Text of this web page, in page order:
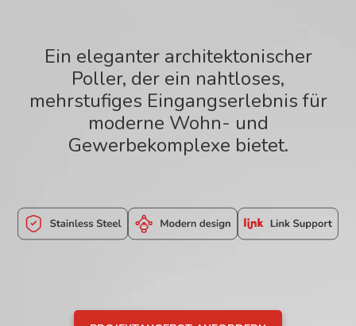
Ein eleganter architektonischer
Poller, der ein nahtloses,
mehrstufiges Eingangserlebnis für
moderne Wohn- und
Gewerbekomplexe bietet.